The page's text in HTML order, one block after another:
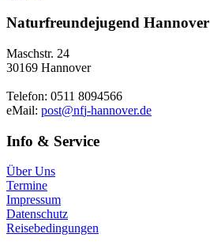
Naturfreundejugend Hannover
Maschstr. 24
30169 Hannover
Telefon: 0511 8094566
eMail: post nfj-hannover.de
Info & Service
Über Uns
Termine
Impressum
Datenschutz
Reisebedingungen